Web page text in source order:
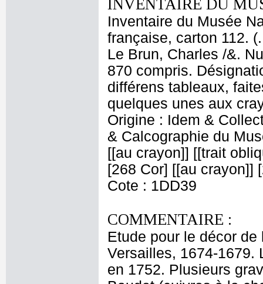
INVENTAIRE DU
Inventaire du Musée
française, carton 112.
Le Brun, Charles /&.
870 compris.
différens tableaux,
quelques unes aux
Origine : Idem &
& Calcographie du
[[au crayon]] [[trait
[268 Cor] [[au crayon]]
Cote : 1DD39
COMMENTAIRE :
Etude pour le décor
Versailles, 1674-1679.
en 1752. Plusieurs